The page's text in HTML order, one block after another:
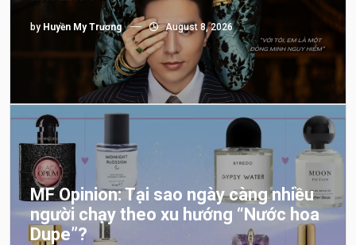
by Huyền My Trương August 8, 2026
MF Opinion: Tại sao ngày càng nhiều
người chạy theo xu hướng “Nước hoa
Dupe”?